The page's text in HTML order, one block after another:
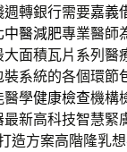
轉銀行需要嘉義
中醫減肥專業醫師
大面積瓦片系列醫
系統的各個環節
醫學健康檢查機構
最新高科技智慧緊
造方案高階隆乳